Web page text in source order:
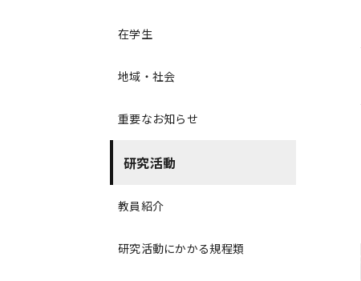
在学生
地域・社会
重要なお知らせ
研究活動
教員紹介
研究活動にかかる規程類